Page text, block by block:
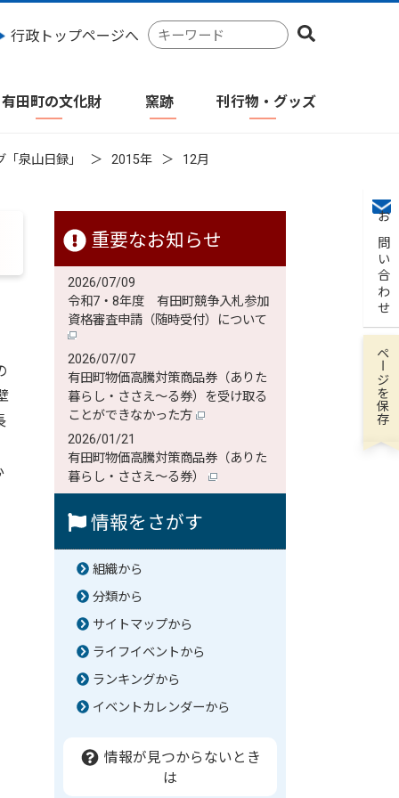
行政トップページへ
検
索
ワ
有田町の文化財 窯跡 刊行物・グッズ
お問い合わせ
泉山日録」 2015年 12月
重要なお知らせ
2026/07/09
令和7・8年度 有田町競争入札参加
資格審査申請（随時受付）について
2026/07/07
有田町物価高騰対策商品券（ありた
暮らし・ささえ～る券）を受け取る
ことができなかった方
2026/01/21
有田町物価高騰対策商品券（ありた
暮らし・ささえ～る券）
情報をさがす
組織から
分類から
サイトマップから
ライフイベントから
ランキングから
イベントカレンダーから
情報が見つからないとき
は
ページを保存